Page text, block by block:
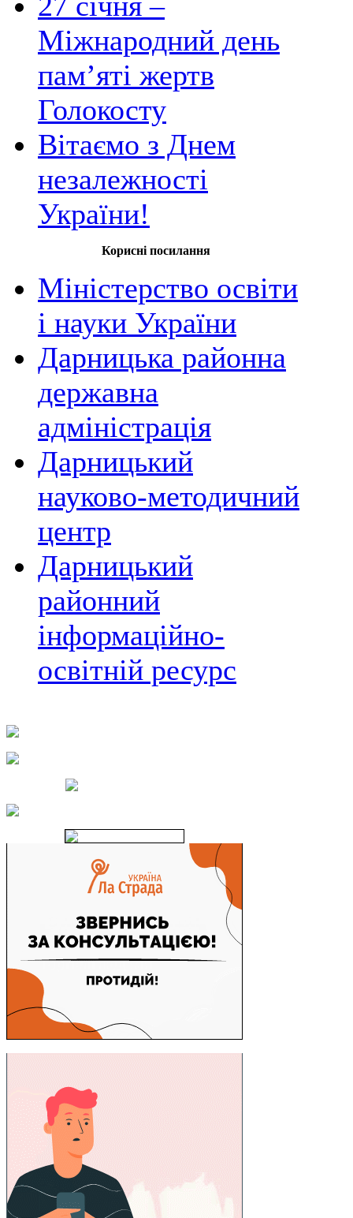
Міжнародний день
пам’яті жертв
Голокосту
Вітаємо з Днем
незалежності
України!
Корисні посилання
Міністерство освіти
і науки України
Дарницька районна
державна
адміністрація
Дарницький
науково-методичний
центр
Дарницький
районний
інформаційно-
освітній ресурс